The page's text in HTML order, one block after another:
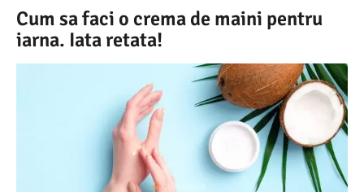
Cum sa faci o crema de maini pentru
iarna. Iata retata!